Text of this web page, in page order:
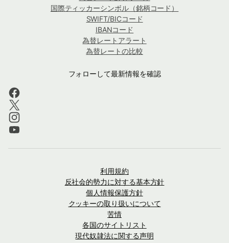
国際ティッカーシンボル（銘柄コード）
SWIFT/BICコード
IBANコード
為替レートアラート
為替レートの比較
フォローして最新情報を確認
利用規約
反社会的勢力に対する基本方針
個人情報保護方針
クッキーの取り扱いについて
苦情
各国のサイトリスト
現代奴隷法に関する声明